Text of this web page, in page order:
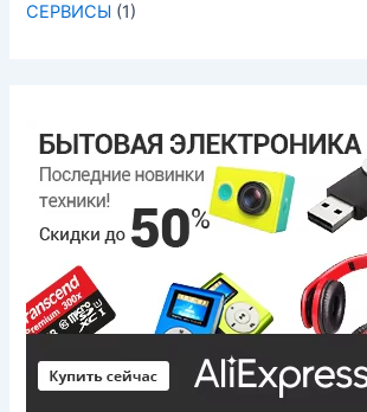
СЕРВИСЫ (1)